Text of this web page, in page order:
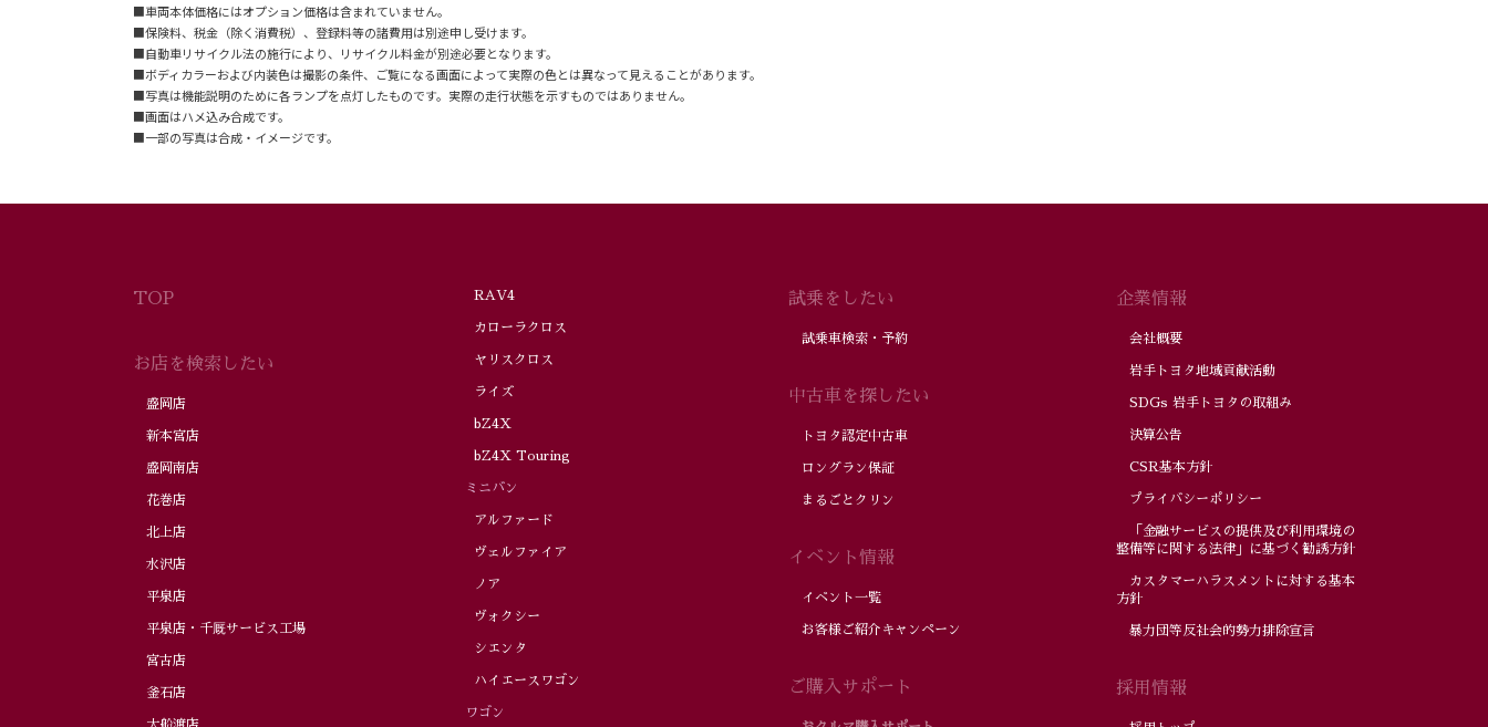
■車両本体価格にはオプション価格は含まれていません。
■保険料、税金（除く消費税）、登録料等の諸費用は別途申し受けます。
■自動車リサイクル法の施行により、リサイクル料金が別途必要となります。
■ボディカラーおよび内装色は撮影の条件、ご覧になる画面によって実際の色とは異なって見えることがあります。
■写真は機能説明のために各ランプを点灯したものです。実際の走行状態を示すものではありません。
■画面はハメ込み合成です。
■一部の写真は合成・イメージです。
TOP
お店を検索したい
盛岡店
新本宮店
盛岡南店
花巻店
北上店
水沢店
平泉店
平泉店・千厩サービス工場
宮古店
釜石店
RAV4
カローラクロス
ヤリスクロス
ライズ
bZ4X
bZ4X Touring
ミニバン
アルファード
ヴェルファイア
ノア
ヴォクシー
シエンタ
ハイエースワゴン
ワゴン
試乗をしたい
試乗車検索・予約
中古車を探したい
トヨタ認定中古車
ロングラン保証
まるごとクリン
イベント情報
イベント一覧
お客様ご紹介キャンペーン
ご購入サポート
企業情報
会社概要
岩手トヨタ地域貢献活動
SDGs 岩手トヨタの取組み
決算公告
CSR基本方針
プライバシーポリシー
「金融サービスの提供及び利用環境の
整備等に関する法律」に基づく勧誘方針
カスタマーハラスメントに対する基本
方針
暴力団等反社会的勢力排除宣言
採用情報